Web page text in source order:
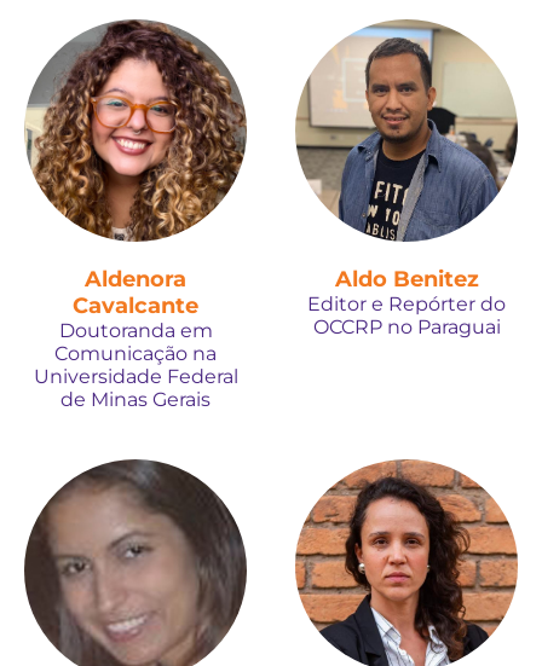
Aldenora
Cavalcante
Doutoranda em
Comunicação na
Universidade Federal
de Minas Gerais
Aldo Benitez
Editor e Repórter do
OCCRP no Paraguai